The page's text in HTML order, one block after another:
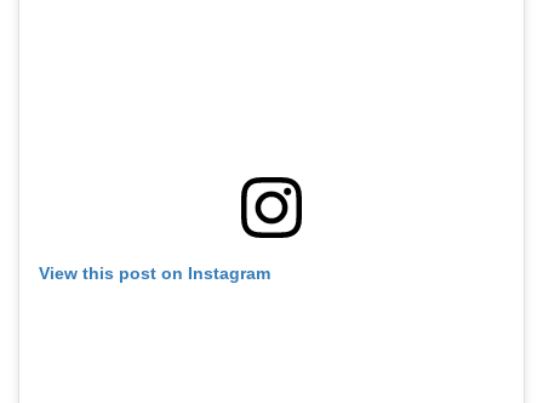
View this post on Instagram